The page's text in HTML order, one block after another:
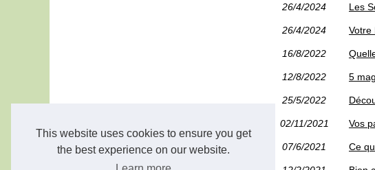
This website uses cookies to ensure you get
the best experience on our website.
26/4/2024 Les
26/4/2024 Votre
16/8/2022
12/8/2022 5
25/5/2022
02/11/2021 Vos
07/6/2021 Ce